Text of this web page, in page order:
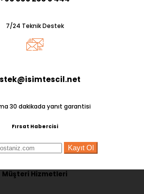
7/24 Teknik Destek
30 dakikada yanıt garantisi
Fırsat Habercisi
Kayıt Ol
Müşteri Hizmetleri